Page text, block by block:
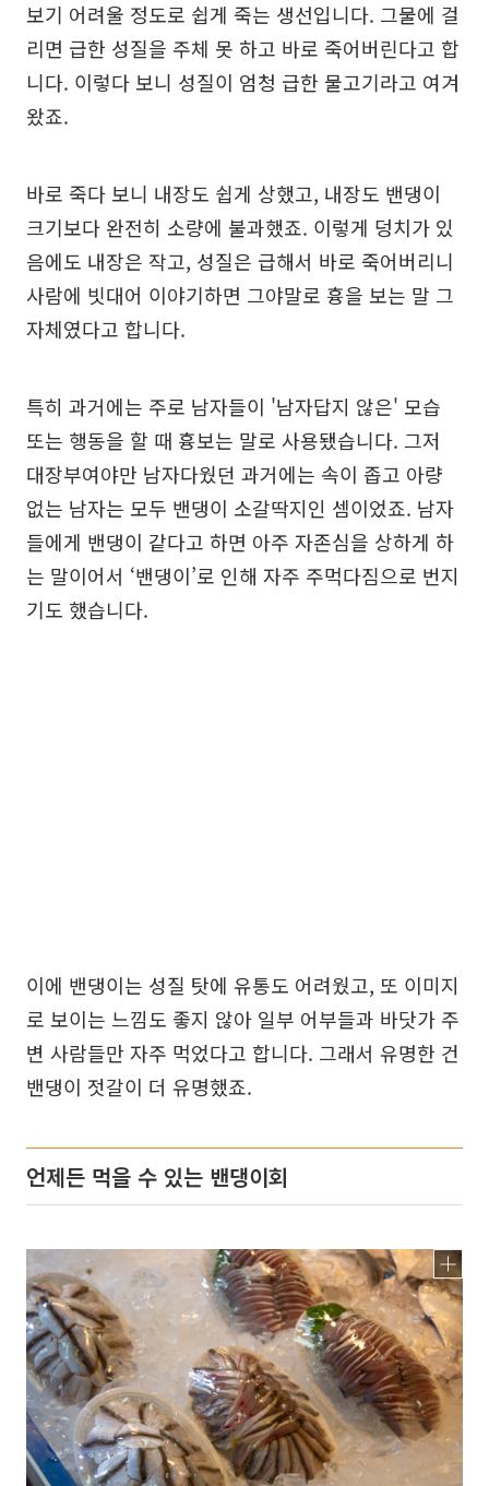
보기 어려울 정도로 쉽게 죽는 생선입니다. 그물에 걸
리면 급한 성질을 주체 못 하고 바로 죽어버린다고 합
니다. 이렇다 보니 성질이 엄청 급한 물고기라고 여겨
왔죠.
바로 죽다 보니 내장도 쉽게 상했고, 내장도 밴댕이
크기보다 완전히 소량에 불과했죠. 이렇게 덩치가 있
음에도 내장은 작고, 성질은 급해서 바로 죽어버리니
사람에 빗대어 이야기하면 그야말로 흉을 보는 말 그
자체였다고 합니다.
특히 과거에는 주로 남자들이 '남자답지 않은' 모습
또는 행동을 할 때 흉보는 말로 사용됐습니다. 그저
대장부여야만 남자다웠던 과거에는 속이 좁고 아량
없는 남자는 모두 밴댕이 소갈딱지인 셈이었죠. 남자
들에게 밴댕이 같다고 하면 아주 자존심을 상하게 하
는 말이어서 ‘밴댕이’로 인해 자주 주먹다짐으로 번지
기도 했습니다.
이에 밴댕이는 성질 탓에 유통도 어려웠고, 또 이미지
로 보이는 느낌도 좋지 않아 일부 어부들과 바닷가 주
변 사람들만 자주 먹었다고 합니다. 그래서 유명한 건
밴댕이 젓갈이 더 유명했죠.
언제든 먹을 수 있는 밴댕이회